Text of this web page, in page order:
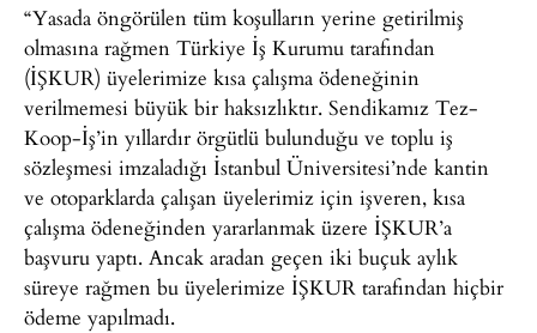
“Yasada öngörülen tüm koşulların yerine getirilmiş
olmasına rağmen Türkiye İş Kurumu tarafından
(İŞKUR) üyelerimize kısa çalışma ödeneğinin
verilmemesi büyük bir haksızlıktır. Sendikamız Tez-
Koop-İş’in yıllardır örgütlü bulunduğu ve toplu iş
sözleşmesi imzaladığı İstanbul Üniversitesi’nde kantin
ve otoparklarda çalışan üyelerimiz için işveren, kısa
çalışma ödeneğinden yararlanmak üzere İŞKUR’a
başvuru yaptı. Ancak aradan geçen iki buçuk aylık
süreye rağmen bu üyelerimize İŞKUR tarafından hiçbir
ödeme yapılmadı.